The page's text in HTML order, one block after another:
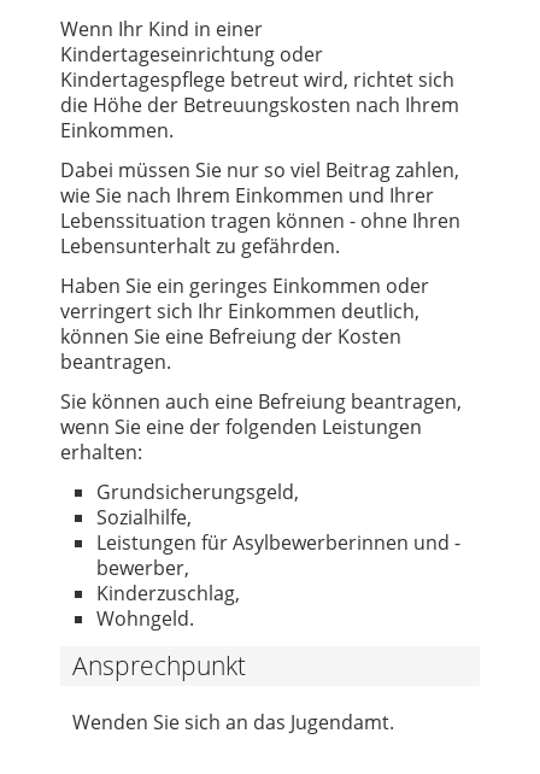
Wenn Ihr Kind in einer
Kindertageseinrichtung oder
Kindertagespflege betreut wird, richtet sich
die Höhe der Betreuungskosten nach Ihrem
Einkommen.
Dabei müssen Sie nur so viel Beitrag zahlen,
wie Sie nach Ihrem Einkommen und Ihrer
Lebenssituation tragen können - ohne Ihren
Lebensunterhalt zu gefährden.
Haben Sie ein geringes Einkommen oder
verringert sich Ihr Einkommen deutlich,
können Sie eine Befreiung der Kosten
beantragen.
Sie können auch eine Befreiung beantragen,
wenn Sie eine der folgenden Leistungen
erhalten:
Grundsicherungsgeld,
Sozialhilfe,
Leistungen für Asylbewerberinnen und -
bewerber,
Kinderzuschlag,
Wohngeld.
Ansprechpunkt
Wenden Sie sich an das Jugendamt.